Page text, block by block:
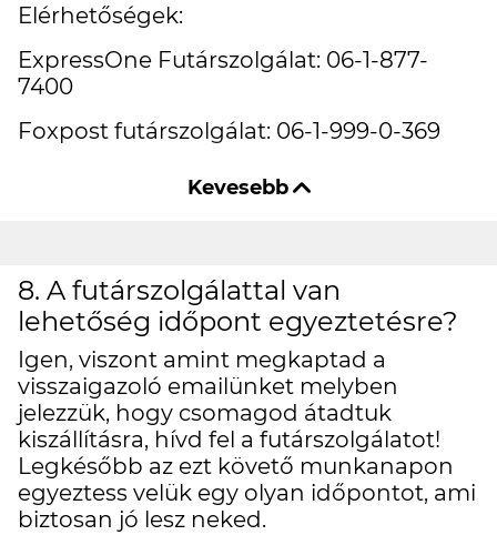
Elérhetőségek:
ExpressOne Futárszolgálat: 06-1-877-
7400
Foxpost futárszolgálat: 06-1-999-0-369
8. A futárszolgálattal van
lehetőség időpont egyeztetésre?
Igen, viszont amint megkaptad a
visszaigazoló emailünket melyben
jelezzük, hogy csomagod átadtuk
kiszállításra, hívd fel a futárszolgálatot!
Legkésőbb az ezt követő munkanapon
egyeztess velük egy olyan időpontot, ami
biztosan jó lesz neked.